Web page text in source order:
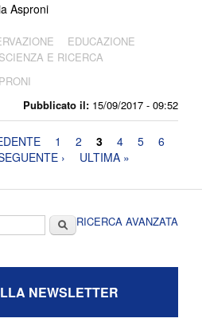
Pubblicato il: 15/09/2017 - 09:52
Asproni
EDUCAZIONE
SCIENZA E RICERCA
1 2 3 4 5
6
› ULTIMA »
CercaRICERCA AVANZATA
NEWSLETTER